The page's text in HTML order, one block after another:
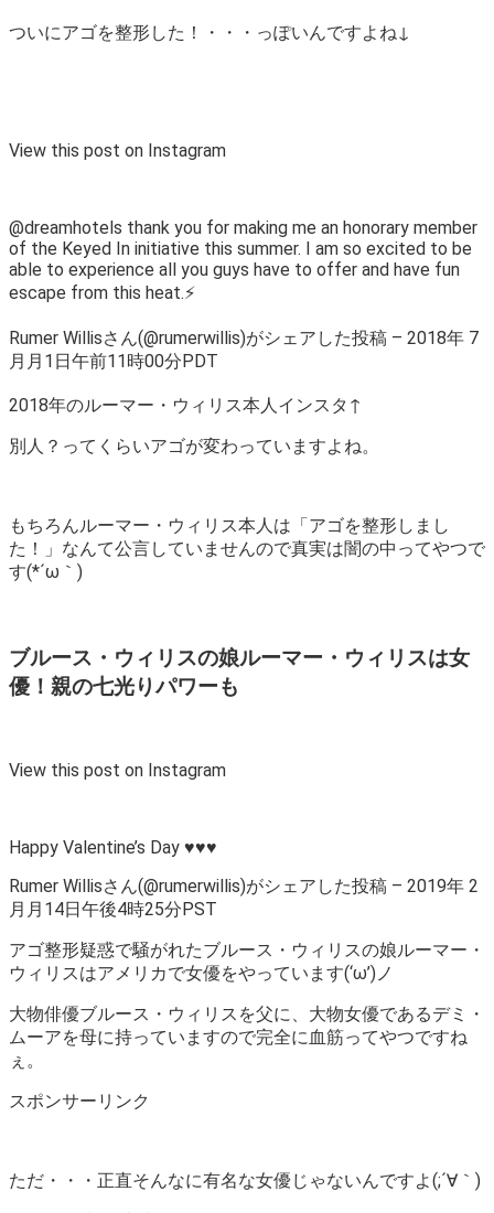
ついにアゴを整形した！・・・っぽいんですよね↓
View this post on Instagram
@dreamhotels thank you for making me an honorary member
of the Keyed In initiative this summer. I am so excited to be
able to experience all you guys have to offer and have fun
escape from this heat.⚡️
Rumer Willisさん(@rumerwillis)がシェアした投稿 – 2018年 7
月月1日午前11時00分PDT
2018年のルーマー・ウィリス本人インスタ↑
別人？ってくらいアゴが変わっていますよね。
もちろんルーマー・ウィリス本人は「アゴを整形しまし
た！」なんて公言していませんので真実は闇の中ってやつで
す(*´ω｀)
ブルース・ウィリスの娘ルーマー・ウィリスは女
優！親の七光りパワーも
View this post on Instagram
Happy Valentine’s Day ♥️♥️♥️
Rumer Willisさん(@rumerwillis)がシェアした投稿 – 2019年 2
月月14日午後4時25分PST
アゴ整形疑惑で騒がれたブルース・ウィリスの娘ルーマー・
ウィリスはアメリカで女優をやっています(‘ω’)ノ
大物俳優ブルース・ウィリスを父に、大物女優であるデミ・
ムーアを母に持っていますので完全に血筋ってやつですね
ぇ。
スポンサーリンク
ただ・・・正直そんなに有名な女優じゃないんですよ(;´∀｀)